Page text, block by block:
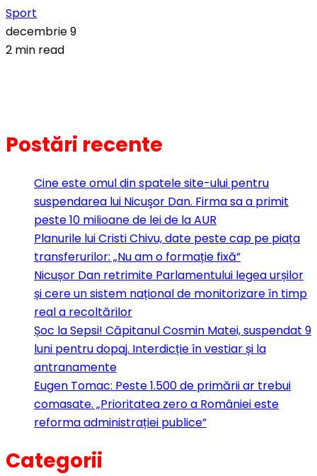
Sport
decembrie 9
2 min read
Postări recente
Cine este omul din spatele site-ului pentru
suspendarea lui Nicuşor Dan. Firma sa a primit
peste 10 milioane de lei de la AUR
Planurile lui Cristi Chivu, date peste cap pe piața
transferurilor: „Nu am o formație fixă”
Nicușor Dan retrimite Parlamentului legea urșilor
și cere un sistem național de monitorizare în timp
real a recoltărilor
Șoc la Sepsi! Căpitanul Cosmin Matei, suspendat 9
luni pentru dopaj. Interdicție în vestiar și la
antranamente
Eugen Tomac: Peste 1.500 de primării ar trebui
comasate. „Prioritatea zero a României este
reforma administrației publice”
Categorii